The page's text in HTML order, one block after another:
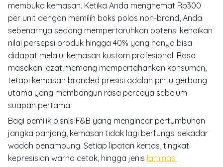
membuka kemasan. Ketika Anda menghemat Rp300
per unit dengan memilih boks polos non-brand, Anda
sebenarnya sedang mempertaruhkan potensi kenaikan
nilai persepsi produk hingga 40% yang hanya bisa
didapat melalui kemasan kustom profesional. Rasa
masakan lezat memang mempertahankan konsumen,
tetapi kemasan branded presisi adalah pintu gerbang
utama yang membangun rasa percaya sebelum
suapan pertama.
Bagi pemilik bisnis F&B yang mengincar pertumbuhan
jangka panjang, kemasan tidak lagi berfungsi sekadar
wadah penampung. Setiap lipatan kertas, tingkat
kepresisian warna cetak, hingga jenis laminasi